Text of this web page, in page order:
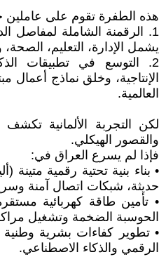
هذه الطفرة تقوم على عاملين
1. الرقمنة الشاملة لمفاصل
يشمل الإدارة، التعليم، الصحة،
2. التوسع في تطبيقات
الإنتاجية، وخلق نماذج أعمال
العالمية.
لكن التجربة الألمانية
والقصور الهيكلي.
فإذا لم يسرع العراق في:
• بناء بنية تحتية رقمية متينة
حديثة، شبكات اتصال آمنة
• تأمين طاقة كهربائية
الحوسبة الضخمة وتشغيل مراكز
• تطوير كفاءات بشرية وطنية
الرقمي والذكاء الاصطناعي.